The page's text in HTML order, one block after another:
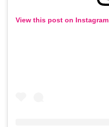
View this post on Instagram